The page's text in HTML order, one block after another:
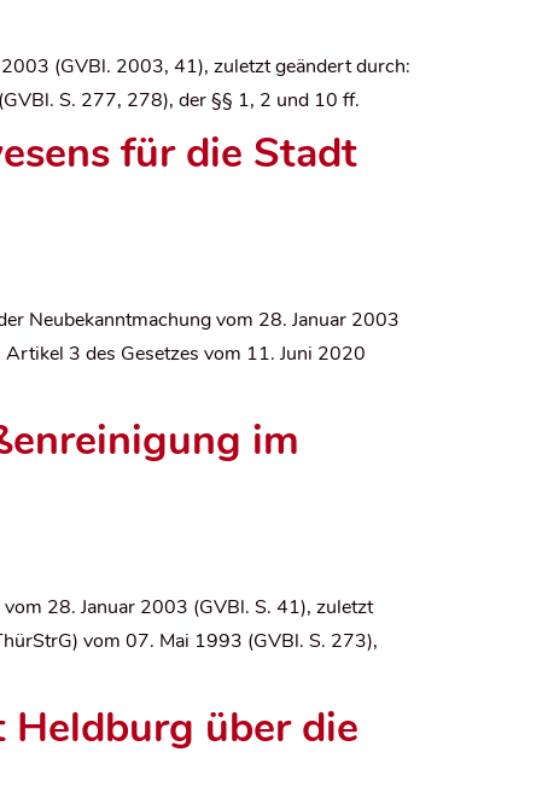
(GVBl. 2003, 41), zuletzt geändert durch:
S. 277, 278), der §§ 1, 2 und 10 ff.
für die Stadt
Neubekanntmachung vom 28. Januar 2003
3 des Gesetzes vom 11. Juni 2020
im
28. Januar 2003 (GVBl. S. 41), zuletzt
vom 07. Mai 1993 (GVBl. S. 273),
über die